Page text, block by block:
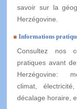
savoir sur la
Herzégovine.
Informations
Consultez nos
pratiques avant
Herzégovine:
climat,
décalage horaire,